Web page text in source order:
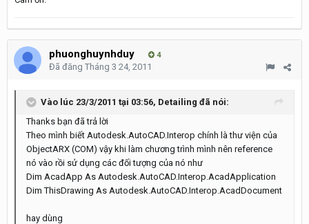
phuonghuynhduy 4
Đã đăng Tháng 3 24, 2011
Vào lúc 23/3/2011 tại 03:56, Detailing đã nói:
Thanks bạn đã trả lời
Theo mình biết Autodesk.AutoCAD.Interop chính là thư viện của
ObjectARX (COM) vậy khi làm chương trình mình nên reference
nó vào rồi sử dụng các đối tượng của nó như
Dim AcadApp As Autodesk.AutoCAD.Interop.AcadApplication
Dim ThisDrawing As Autodesk.AutoCAD.Interop.AcadDocument
hay dùng